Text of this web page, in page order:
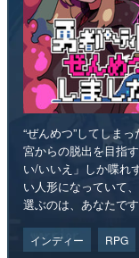
“ぜんめつ”してしま
宮からの脱出を目指
い/いいえ」しか喋れ
い人形になっていて
選ぶのは、あなたです
インディー RPG